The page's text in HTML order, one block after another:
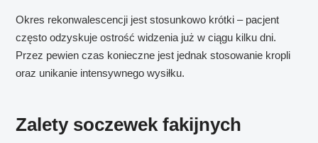
Okres rekonwalescencji jest stosunkowo krótki – pacjent
często odzyskuje ostrość widzenia już w ciągu kilku dni.
Przez pewien czas konieczne jest jednak stosowanie kropli
oraz unikanie intensywnego wysiłku.
Zalety soczewek fakijnych